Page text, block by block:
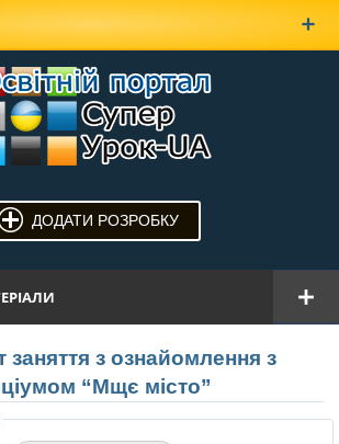
ДОДАТИ РОЗРОБКУ
заняття з ознайомлення з
“Мщє місто”